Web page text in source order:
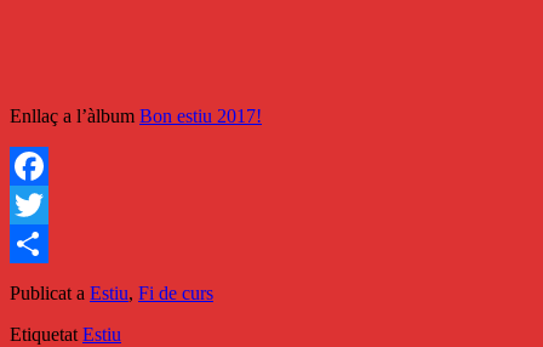
Enllaç a l’àlbum Bon estiu 2017!
Facebook
Twitter
Comparteix
Publicat a Estiu, Fi de curs
Etiquetat Estiu